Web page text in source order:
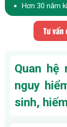
Hơn 30 năm
Tư vấn
Quan hệ
nguy
sinh,